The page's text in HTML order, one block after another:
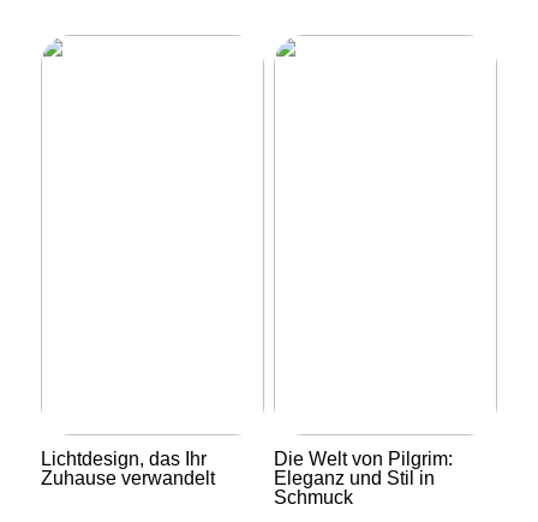
Lichtdesign, das Ihr
Zuhause verwandelt
Die Welt von Pilgrim:
Eleganz und Stil in
Schmuck